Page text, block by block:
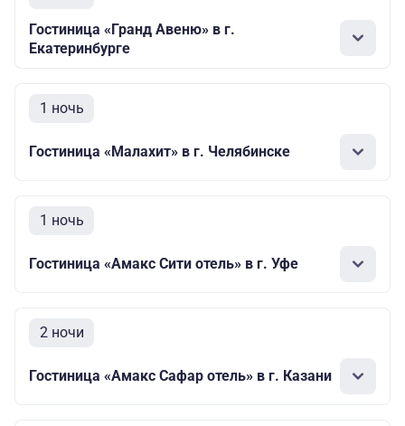
Гостиница «Гранд Авеню» в г.
Екатеринбурге
1 ночь
Гостиница «Малахит» в г. Челябинске
1 ночь
Гостиница «Амакс Сити отель» в г. Уфе
2 ночи
Гостиница «Амакс Сафар отель» в г. Казани